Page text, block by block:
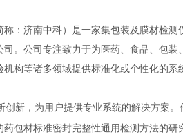
：济南中科）是一家集包装及膜材检测
。公司专注致力于为医药、食品、包装
构等诸多领域提供标准化或个性化的系
新，为用户提供专业系统的解决方案。
包材标准密封完整性通用检测方法的研